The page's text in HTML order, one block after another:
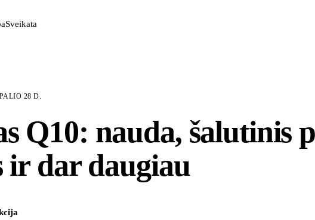
Sveikata
28 D.
Q10: nauda, šalutinis
ir dar daugiau